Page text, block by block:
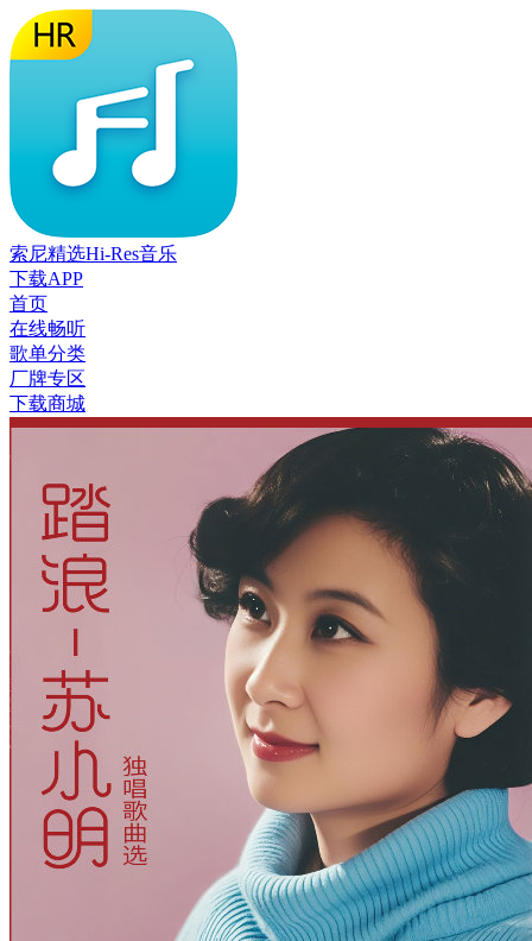
索尼精选Hi-Res音乐
下载APP
首页
在线畅听
歌单分类
厂牌专区
下载商城